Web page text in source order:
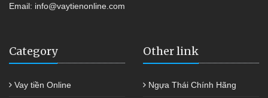
Email: info@vaytienonline.com
Category
Vay tiền Online
Other link
Ngựa Thái Chính Hãng